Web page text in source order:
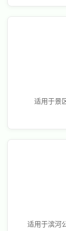
适用于景
适用于滨河